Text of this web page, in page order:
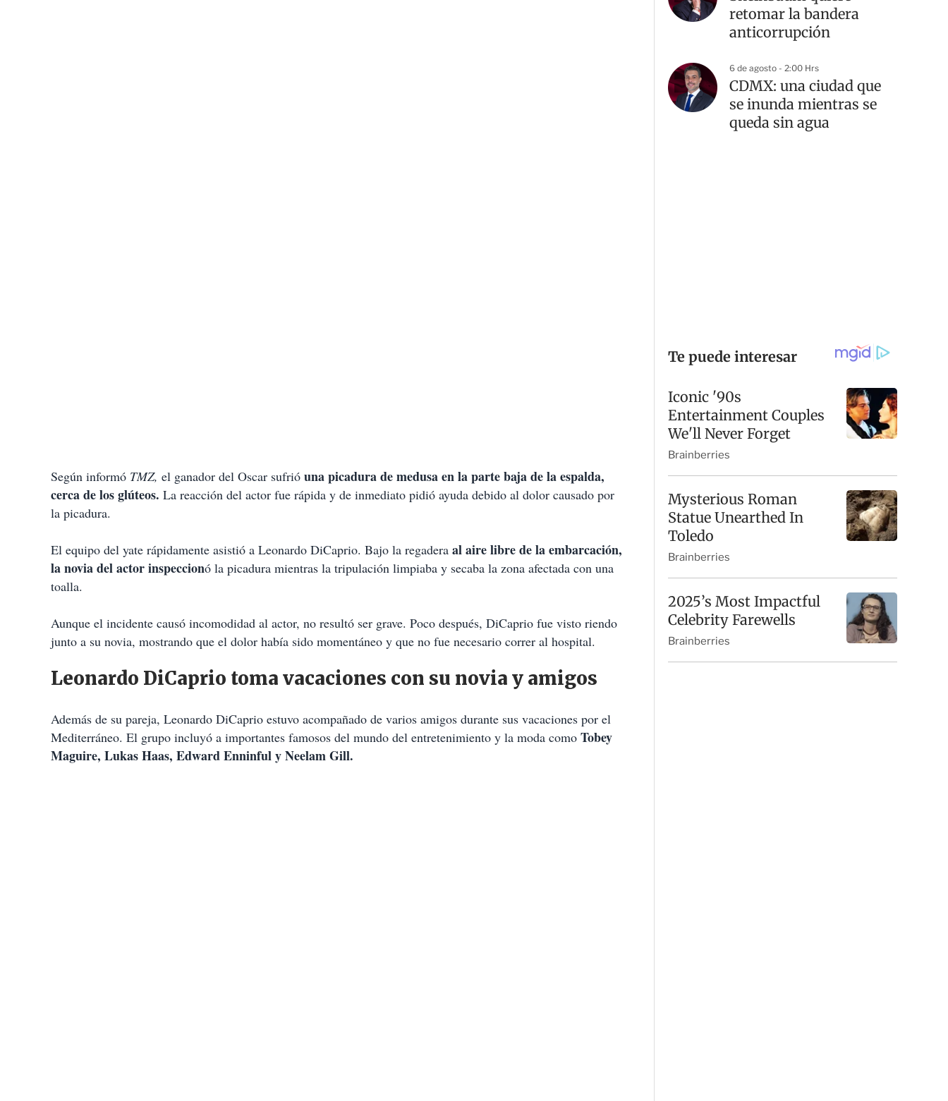
Según informó TMZ, el ganador del Oscar sufrió una picadura de medusa en la parte baja de la espalda,
cerca de los glúteos. La reacción del actor fue rápida y de inmediato pidió ayuda debido al dolor causado por
la picadura.
El equipo del yate rápidamente asistió a Leonardo DiCaprio. Bajo la regadera al aire libre de la embarcación,
la novia del actor inspeccionó la picadura mientras la tripulación limpiaba y secaba la zona afectada con una
toalla.
Aunque el incidente causó incomodidad al actor, no resultó ser grave. Poco después, DiCaprio fue visto riendo
junto a su novia, mostrando que el dolor había sido momentáneo y que no fue necesario correr al hospital.
Leonardo DiCaprio toma vacaciones con su novia y amigos
Además de su pareja, Leonardo DiCaprio estuvo acompañado de varios amigos durante sus vacaciones por el
Mediterráneo. El grupo incluyó a importantes famosos del mundo del entretenimiento y la moda como Tobey
Maguire, Lukas Haas, Edward Enninful y Neelam Gill.
retomar la bandera
anticorrupción
6 de agosto - 2:00 Hrs
CDMX: una ciudad que
se inunda mientras se
queda sin agua